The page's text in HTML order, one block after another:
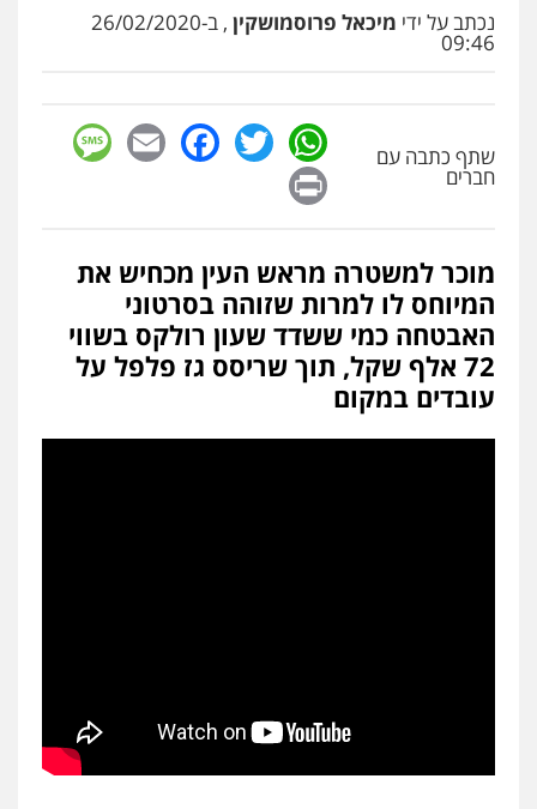
פלילי צבאי סמים אלימות במשפחה צווארון
לבן
שחר לדובסקי, עו"ד
מעצרים וחקירות עבירות המתה עורכי
דין לענייני אסירים
0507913332
עו"ד איהאב ג'לג'ולי
פלילי מעצרים וחקירות עורכי דין לענייני
אסירים
0505216700
עו"ד שלומי שרון
0546470989
נכתב על ידי מיכאל פרוסמושקין , ב-26/02/2020
09:46
שתף כתבה עם
חברים
WhatsApp
Twitter
Facebook
Email
מוכר למשטרה מראש העין מכחיש את
המיוחס לו למרות שזוהה בסרטוני
האבטחה כמי ששדד שעון רולקס בשווי
72 אלף שקל, תוך שריסס גז פלפל על
עובדים במקום